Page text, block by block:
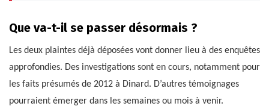
Que va-t-il se passer désormais ?
Les deux plaintes déjà déposées vont donner lieu à des enquêtes
approfondies. Des investigations sont en cours, notamment pour
les faits présumés de 2012 à Dinard. D’autres témoignages
pourraient émerger dans les semaines ou mois à venir.